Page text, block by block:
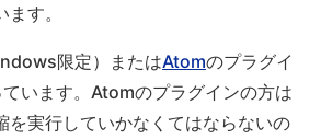
す。
限定）またはAtomのプラグイ
います。Atomのプラグインの方は
を実行していかなくてはならないの